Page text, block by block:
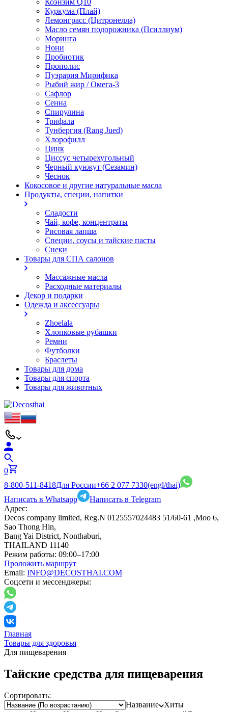
Коэнзим Q10
Куркума (Плай)
Лемонграсс (Цитронелла)
Масло семян подорожника (Псиллиум)
Моринга
Нони
Пробиотик
Прополис
Пуэрария Мирифика
Рыбий жир / Омега-3
Сафлор
Сенна
Спирулина
Трифала
Тунбергия (Rang Jued)
Хлорофилл
Цинк
Циссус четырехугольный
Черный кунжут (Сезамин)
Чеснок
Кокосовое и другие натуральные масла
Продукты, специи, напитки
Сладости
Чай, кофе, концентраты
Рисовая лапша
Специи, соусы и тайские пасты
Снеки
Товары для СПА салонов
Массажные масла
Расходные материалы
Декор и подарки
Одежда и аксессуары
Zhoelala
Хлопковые рубашки
Ремни
Футболки
Браслеты
Товары для дома
Товары для спорта
Товары для животных
0
8-800-511-8418Для России+66 2 077 7330(engl/thai)
Написать в Whatsapp
Написать в Telegram
Адрес:
Decos company limited, Reg.N 0125557024483 51/60-61 ,Moo 6,
Sao Thong Hin,
Bang Yai District, Nonthaburi,
THAILAND 11140
Режим работы: 09:00–17:00
Проложить маршрут
Email: INFO@DECOSTHAI.COM
Соцсети и мессенджеры:
Главная
Товары для здоровья
Для пищеварения
Тайские средства для пищеварения
Сортировать:
Название
Хиты